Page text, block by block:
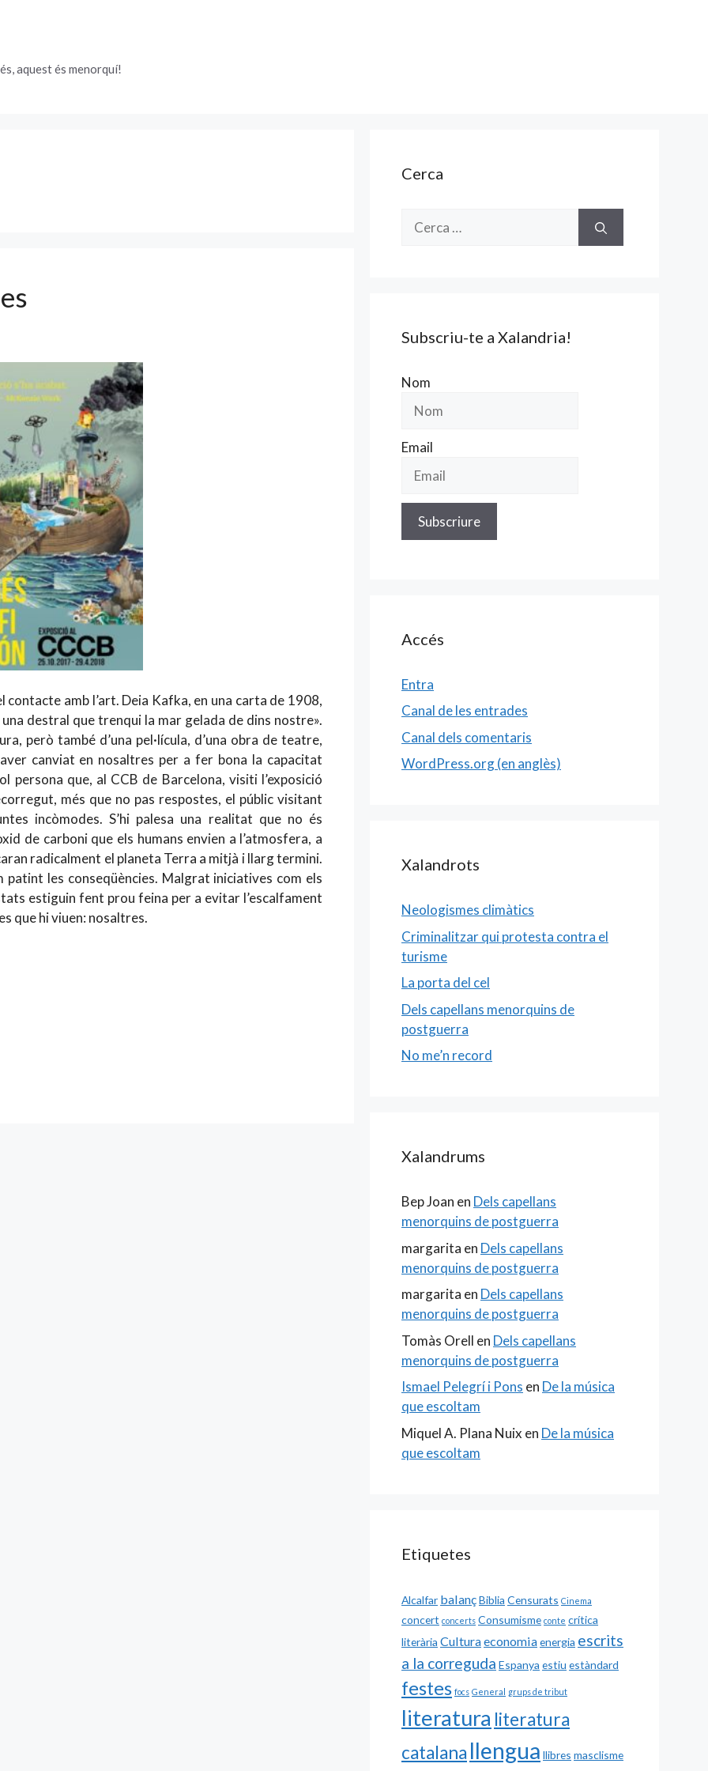
aquest és menorquí!
amb l’art. Deia Kafka, en una carta de 1908,
destral que trenqui la mar gelada de dins nostre».
però també d’una pel·lícula, d’una obra de teatre,
canviat en nosaltres per a fer bona la capacitat
persona que, al CCB de Barcelona, visiti l’exposició
més que no pas respostes, el públic visitant
incòmodes. S’hi palesa una realitat que no és
de carboni que els humans envien a l’atmosfera, a
radicalment el planeta Terra a mitjà i llarg termini.
patint les conseqüències. Malgrat iniciatives com els
estiguin fent prou feina per a evitar l’escalfament
que hi viuen: nosaltres.
Cerca
Subscriu-te a Xalandria!
Nom
Email
Accés
Entra
Canal de les entrades
Canal dels comentaris
WordPress.org (en anglès)
Xalandrots
Neologismes climàtics
Criminalitzar qui protesta contra el
turisme
La porta del cel
Dels capellans menorquins de
postguerra
No me’n record
Xalandrums
Bep Joan en Dels capellans
menorquins de postguerra
margarita en Dels capellans
menorquins de postguerra
margarita en Dels capellans
menorquins de postguerra
Tomàs Orell en Dels capellans
menorquins de postguerra
Ismael Pelegrí i Pons en De la música
que escoltam
Miquel A. Plana Nuix en De la música
que escoltam
Etiquetes
Alcalfar balançBiblia Censurats Cinema
concert concerts Consumisme conte crítica
literària Culturaeconomiaenergia escrits
a la correguda Espanya estiu estàndard
festes focs General grups de tribut
literatura literatura
catalana llengua llibres masclisme